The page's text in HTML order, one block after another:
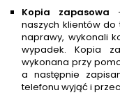
Kopia zapasowa
naszych klientów do
naprawy, wykonali
wypadek. Kopia
wykonana przy
a następnie
telefonu wyjąć i